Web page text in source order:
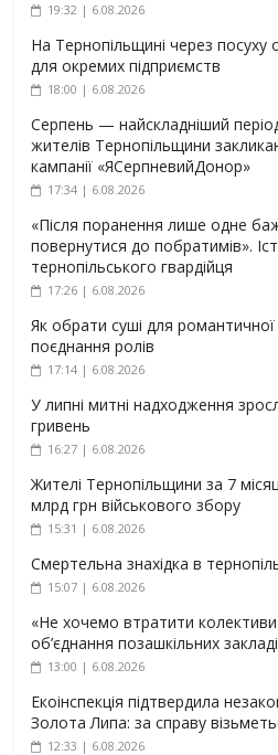
19:32 | 6.08.2026
На Тернопільщині через
для окремих підприємств
18:00 | 6.08.2026
Серпень — найскладніший
жителів Тернопільщини
кампанії «ЯСерпневийДонор»
17:34 | 6.08.2026
«Після поранення лише одне
повернутися до побратимів».
тернопільського гвардійця
17:26 | 6.08.2026
Як обрати суші для романтичної
поєднання ролів
17:14 | 6.08.2026
У липні митні надходження
гривень
16:27 | 6.08.2026
Жителі Тернопільщини за 7
млрд грн військового збору
15:31 | 6.08.2026
Смертельна знахідка в
15:07 | 6.08.2026
«Не хочемо втратити
об’єднання позашкільних
13:00 | 6.08.2026
Екоінспекція підтвердила
Золота Липа: за справу
12:33 | 6.08.2026